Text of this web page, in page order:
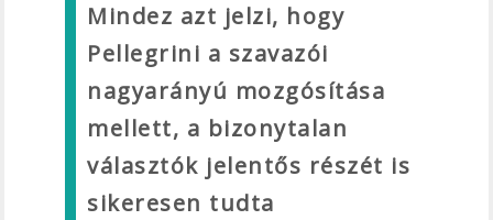
Mindez azt jelzi, hogy
Pellegrini a szavazói
nagyarányú mozgósítása
mellett, a bizonytalan
választók jelentős részét is
sikeresen tudta